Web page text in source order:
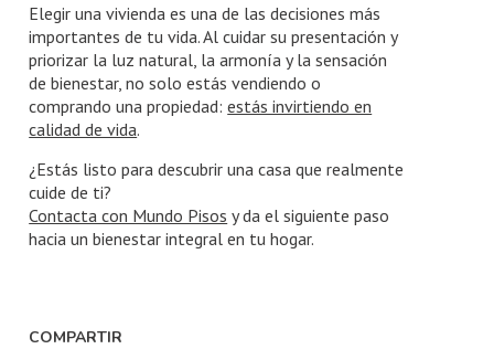
Elegir una vivienda es una de las decisiones más
importantes de tu vida. Al cuidar su presentación y
priorizar la luz natural, la armonía y la sensación
de bienestar, no solo estás vendiendo o
comprando una propiedad:estás invirtiendo en
calidad de vida.
¿Estás listo para descubrir una casa que realmente
cuide de ti?
Contacta con Mundo Pisos y da el siguiente paso
hacia un bienestar integral en tu hogar.
COMPARTIR